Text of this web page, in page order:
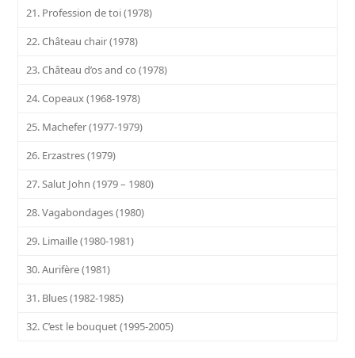
21. Profession de toi (1978)
22. Château chair (1978)
23. Château d’os and co (1978)
24. Copeaux (1968-1978)
25. Machefer (1977-1979)
26. Erzastres (1979)
27. Salut John (1979 – 1980)
28. Vagabondages (1980)
29. Limaille (1980-1981)
30. Aurifère (1981)
31. Blues (1982-1985)
32. C’est le bouquet (1995-2005)